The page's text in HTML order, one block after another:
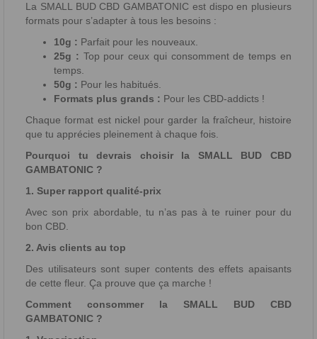
La SMALL BUD CBD GAMBATONIC est dispo en plusieurs
formats pour s’adapter à tous les besoins :
10g : Parfait pour les nouveaux.
25g : Top pour ceux qui consomment de temps en
temps.
50g : Pour les habitués.
Formats plus grands : Pour les CBD-addicts !
Chaque format est nickel pour garder la fraîcheur, histoire
que tu apprécies pleinement à chaque fois.
Pourquoi tu devrais choisir la SMALL BUD CBD
GAMBATONIC ?
1. Super rapport qualité-prix
Avec son prix abordable, tu n’as pas à te ruiner pour du
bon CBD.
2. Avis clients au top
Des utilisateurs sont super contents des effets apaisants
de cette fleur. Ça prouve que ça marche !
Comment consommer la SMALL BUD CBD
GAMBATONIC ?